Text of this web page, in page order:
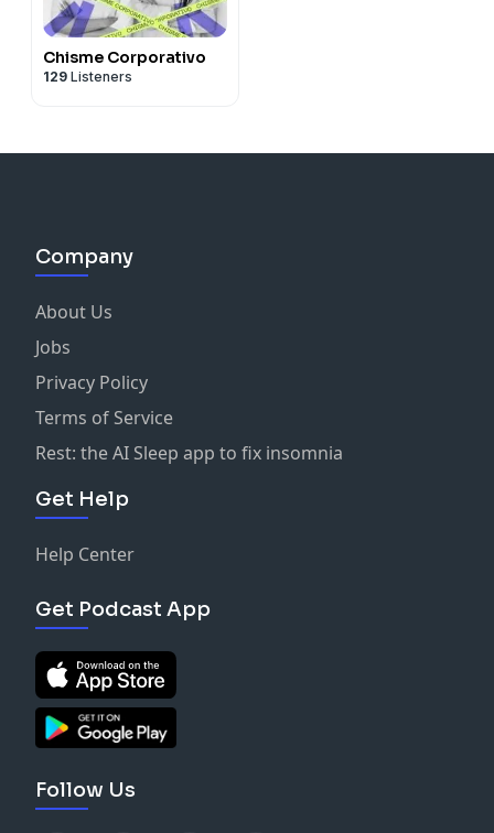
Chisme Corporativo
129 Listeners
Company
About Us
Jobs
Privacy Policy
Terms of Service
Rest: the AI Sleep app to fix insomnia
Get Help
Help Center
Get Podcast App
Follow Us